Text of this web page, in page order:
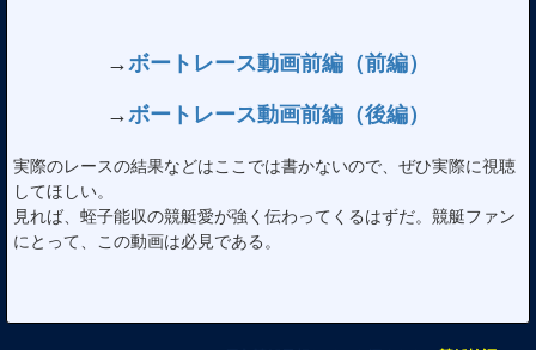
→ボートレース動画前編（前編）
→ボートレース動画前編（後編）
実際のレースの結果などはここでは書かないので、ぜひ実際に視聴
してほしい。
見れば、蛭子能収の競艇愛が強く伝わってくるはずだ。競艇ファン
にとって、この動画は必見である。